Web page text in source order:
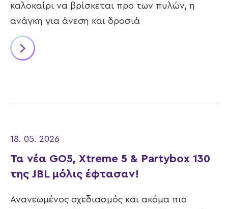
καλοκαίρι να βρίσκεται προ των πυλών, η
ανάγκη για άνεση και δροσιά
18. 05. 2026
Τα νέα GO5, Xtreme 5 & Partybox 130
της JBL μόλις έφτασαν!
Ανανεωμένος σχεδιασμός και ακόμα πιο